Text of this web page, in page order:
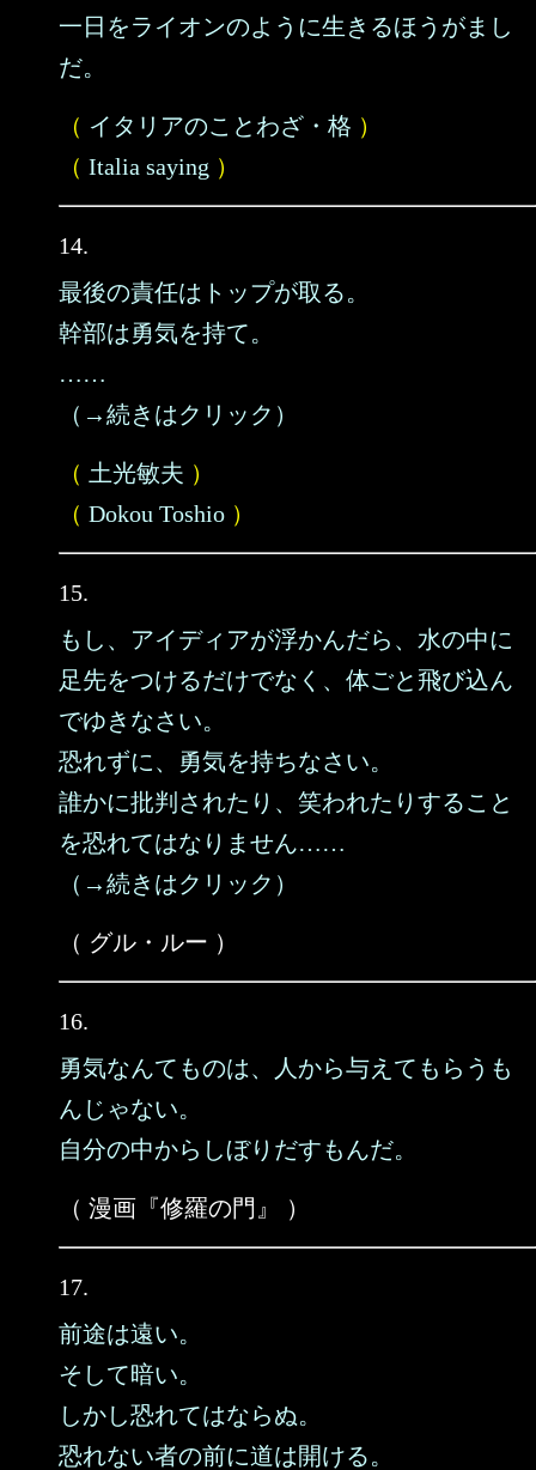
一日をライオンのように生きるほうがまし
だ。
（ イタリアのことわざ・格 ）
（ Italia saying ）
14.
最後の責任はトップが取る。
幹部は勇気を持て。
……
（→続きはクリック）
（ 土光敏夫 ）
（ Dokou Toshio ）
15.
もし、アイディアが浮かんだら、水の中に
足先をつけるだけでなく、体ごと飛び込ん
でゆきなさい。
恐れずに、勇気を持ちなさい。
誰かに批判されたり、笑われたりすること
を恐れてはなりません……
（→続きはクリック）
（ グル・ルー ）
16.
勇気なんてものは、人から与えてもらうも
んじゃない。
自分の中からしぼりだすもんだ。
（ 漫画『修羅の門』 ）
17.
前途は遠い。
そして暗い。
しかし恐れてはならぬ。
恐れない者の前に道は開ける。